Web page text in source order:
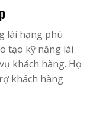
lái hạng phù
tạo kỹ năng lái
khách hàng. Họ
khách hàng